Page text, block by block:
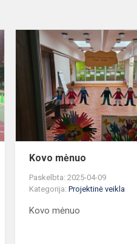
Pamoka
Lietuvos
futbolo
vyrų
treneriu
Georgu
Freidgeimu.
Kovo mėnuo
Paskelbta: 2025-04-09
Kategorija:Projektinė veikla
Kovo mėnuo